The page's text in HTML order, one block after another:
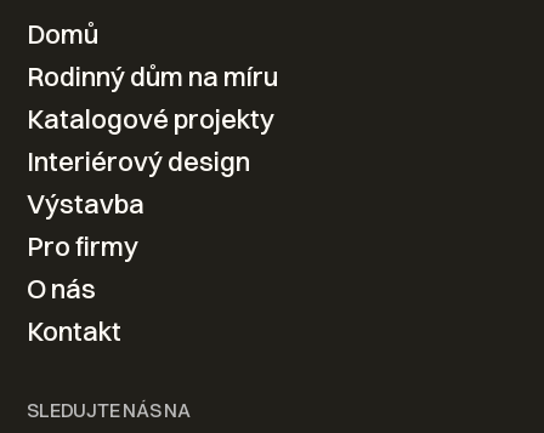
Váš nový domov od
návrhu po realizaci
Domů
Rodinný dům na míru
Katalogové projekty
Interiérový design
Výstavba
Pro firmy
O nás
Kontakt
SLEDUJTE NÁS NA